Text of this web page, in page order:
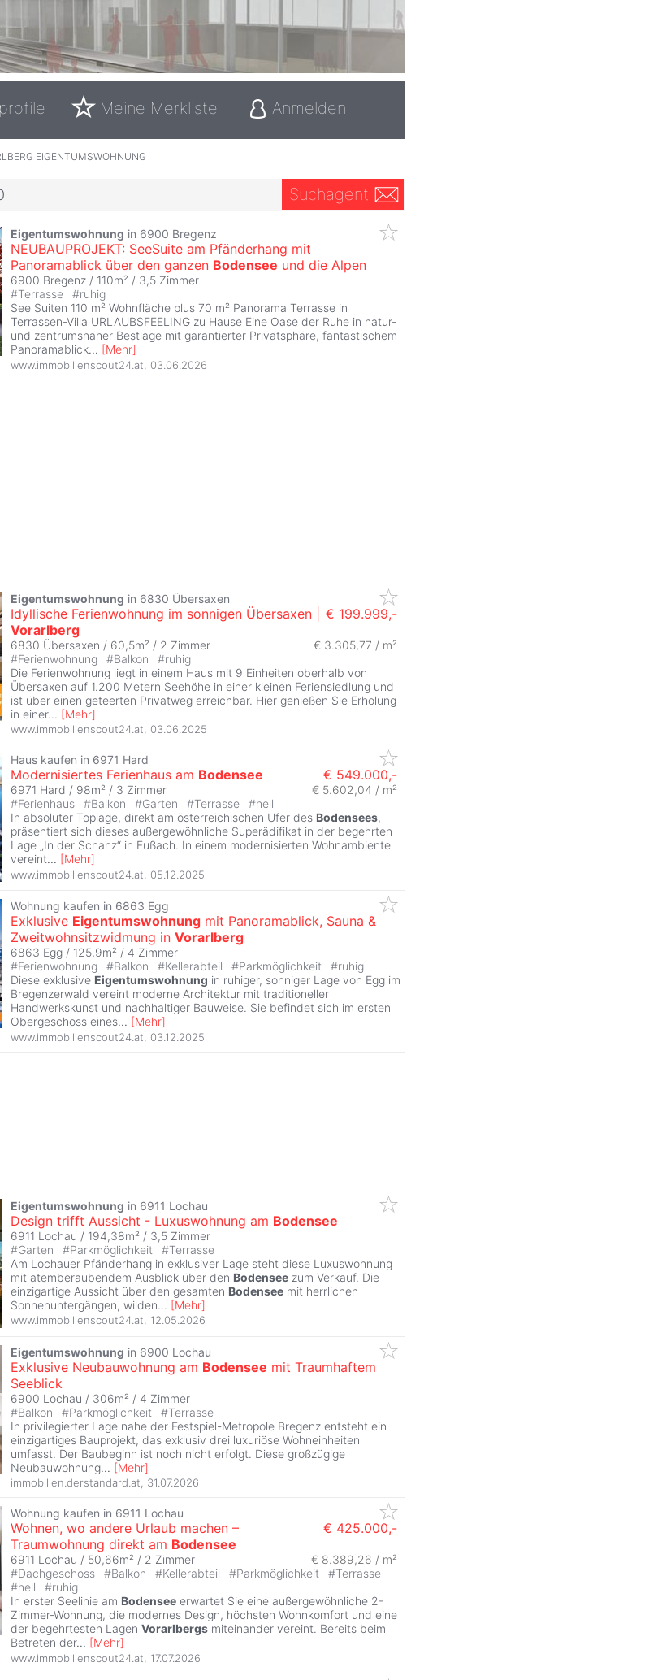
Meine Merkliste Anmelden
EIGENTUMSWOHNUNG
Suchagent
Eigentumswohnung in 6900 Bregenz
NEUBAUPROJEKT: SeeSuite am Pfänderhang mit
Panoramablick über den ganzen Bodensee und die Alpen
6900 Bregenz / 110m² / 3,5 Zimmer
#Terrasse #ruhig
See Suiten 110 m² Wohnfläche plus 70 m² Panorama Terrasse in
Terrassen-Villa URLAUBSFEELING zu Hause Eine Oase der Ruhe in natur-
und zentrumsnaher Bestlage mit garantierter Privatsphäre, fantastischem
Panoramablick... [Mehr]
www.immobilienscout24.at 03.06.2026
Eigentumswohnung in 6830 Übersaxen
Idyllische Ferienwohnung im sonnigen Übersaxen |
Vorarlberg
€ 199.999,-
6830 Übersaxen / 60,5m² / 2 Zimmer
€ 3.305,77 / m²
#Ferienwohnung #Balkon #ruhig
Die Ferienwohnung liegt in einem Haus mit 9 Einheiten oberhalb von
Übersaxen auf 1.200 Metern Seehöhe in einer kleinen Feriensiedlung und
ist über einen geteerten Privatweg erreichbar. Hier genießen Sie Erholung
in einer... [Mehr]
www.immobilienscout24.at 03.06.2025
Haus kaufen in 6971 Hard
Modernisiertes Ferienhaus am Bodensee € 549.000,-
6971 Hard / 98m² / 3 Zimmer
€ 5.602,04 / m²
#Ferienhaus #Balkon #Garten #Terrasse #hell
In absoluter Toplage, direkt am österreichischen Ufer des Bodensees,
präsentiert sich dieses außergewöhnliche Superädifikat in der begehrten
Lage „In der Schanz“ in Fußach. In einem modernisierten Wohnambiente
vereint... [Mehr]
www.immobilienscout24.at 05.12.2025
Wohnung kaufen in 6863 Egg
Exklusive Eigentumswohnung mit Panoramablick, Sauna &
Zweitwohnsitzwidmung in Vorarlberg
6863 Egg / 125,9m² / 4 Zimmer
#Ferienwohnung #Balkon #Kellerabteil #Parkmöglichkeit #ruhig
Diese exklusive Eigentumswohnung in ruhiger, sonniger Lage von Egg im
Bregenzerwald vereint moderne Architektur mit traditioneller
Handwerkskunst und nachhaltiger Bauweise. Sie befindet sich im ersten
Obergeschoss eines... [Mehr]
www.immobilienscout24.at 03.12.2025
Eigentumswohnung in 6911 Lochau
Design trifft Aussicht - Luxuswohnung am Bodensee
6911 Lochau / 194,38m² / 3,5 Zimmer
#Garten #Parkmöglichkeit #Terrasse
Am Lochauer Pfänderhang in exklusiver Lage steht diese Luxuswohnung
mit atemberaubendem Ausblick über den Bodensee zum Verkauf. Die
einzigartige Aussicht über den gesamten Bodensee mit herrlichen
Sonnenuntergängen, wilden... [Mehr]
www.immobilienscout24.at, 12.05.2026
Eigentumswohnung in 6900 Lochau
Exklusive Neubauwohnung am Bodensee mit Traumhaftem
Seeblick
6900 Lochau / 306m² / 4 Zimmer
#Balkon #Parkmöglichkeit #Terrasse
In privilegierter Lage nahe der Festspiel-Metropole Bregenz entsteht ein
einzigartiges Bauprojekt, das exklusiv drei luxuriöse Wohneinheiten
umfasst. Der Baubeginn ist noch nicht erfolgt. Diese großzügige
Neubauwohnung... [Mehr]
immobilien.derstandard.at, 31.07.2026
Wohnung kaufen in 6911 Lochau
Wohnen, wo andere Urlaub machen –
Traumwohnung direkt am Bodensee
€ 425.000,-
6911 Lochau / 50,66m² / 2 Zimmer
€ 8.389,26 / m²
#Dachgeschoss #Balkon #Kellerabteil #Parkmöglichkeit #Terrasse
#hell #ruhig
In erster Seelinie am Bodensee erwartet Sie eine außergewöhnliche 2-
Zimmer-Wohnung, die modernes Design, höchsten Wohnkomfort und eine
der begehrtesten Lagen Vorarlbergs miteinander vereint. Bereits beim
Betreten der... [Mehr]
www.immobilienscout24.at 17.07.2026